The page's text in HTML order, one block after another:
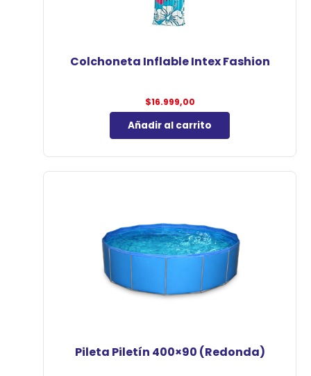
Colchoneta Inflable Intex Fashion
$16.999,00
Añadir al carrito
Pileta Piletín 400×90 (Redonda)